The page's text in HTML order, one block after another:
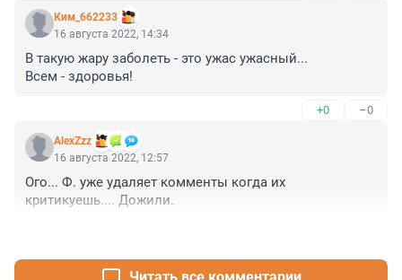
было 102/206.
Я не отрицаю, что рост заболевания идет. Меня
просто поражают громкие кликбейт заголовки Ф.
Ким_662233
16 августа 2022, 14:34
В такую жару заболеть - это ужас ужасный...
Всем - здоровья!
+0 –0
AlexZzz
16 августа 2022, 12:57
Ого... Ф. уже удаляет комменты когда их
критикуешь.... Дожили.